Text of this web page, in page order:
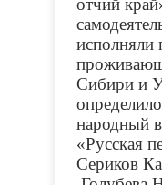
исполняли
Сибири и
народный
«Русская
Сериков